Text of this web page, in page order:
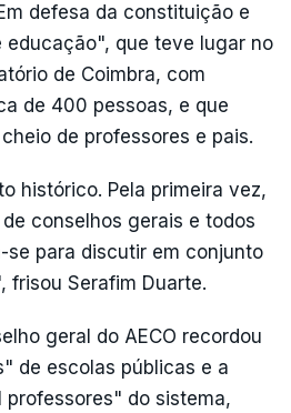
defesa da constituição e
educação", que teve lugar no
de Coimbra, com
de 400 pessoas, e que
de professores e pais.
histórico. Pela primeira vez,
conselhos gerais e todos
se para discutir em conjunto
frisou Serafim Duarte.
geral do AECO recordou
de escolas públicas e a
do sistema,